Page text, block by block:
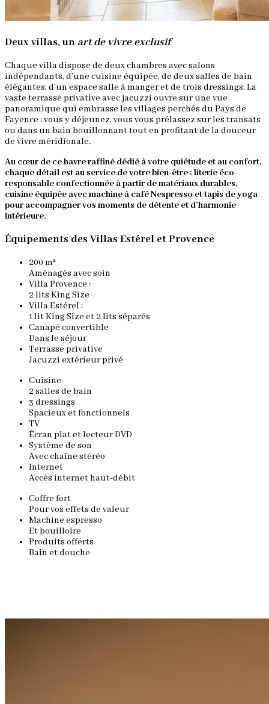
Deux villas, unart de vivre exclusif
Chaque villa dispose de deux chambres avec salons
indépendants, d’une cuisine équipée, de deux salles de bain
élégantes, d’un espace salle à manger et de trois dressings. La
vaste terrasse privative avec jacuzzi ouvre sur une vue
panoramique qui embrasse les villages perchés du Pays de
Fayence : vous y déjeunez, vous vous prélassez sur les transats
ou dans un bain bouillonnant tout en profitant de la douceur
de vivre méridionale.
Au cœur de ce havre raffiné dédié à votre quiétude et au confort,
chaque détail est au service de votre bien-être : literie éco-
responsable confectionnée à partir de matériaux durables,
cuisine équipée avec machine à café Nespresso et tapis de yoga
pour accompagner vos moments de détente et d’harmonie
intérieure.
Équipements des Villas Estérel et Provence
200 m²
Aménagés avec soin
Villa Provence :
2 lits King Size
Villa Estérel :
1 lit King Size et 2 lits séparés
Canapé convertible
Dans le séjour
Terrasse privative
Jacuzzi extérieur privé
Cuisine
2 salles de bain
3 dressings
Spacieux et fonctionnels
TV
Écran plat et lecteur DVD
Système de son
Avec chaîne stéréo
Internet
Accès internet haut-débit
Coffre fort
Pour vos effets de valeur
Machine espresso
Et bouilloire
Produits offerts
Bain et douche